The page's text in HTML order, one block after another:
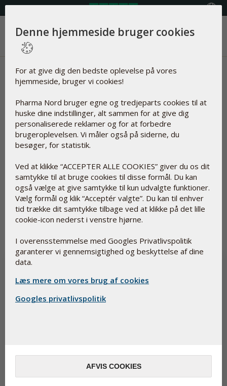
Menu
Nyheder | Immunsystem &
antioxidant
Artikler om
Immunsystem &
antioxidant
Nulstil
Denne hjemmeside bruger cookies
For at give dig den bedste oplevelse på vores
hjemmeside, bruger vi cookies!
Pharma Nord bruger egne og tredjeparts cookies til at
huske dine indstillinger, alt sammen for at give dig
personaliserede reklamer og for at forbedre
brugeroplevelsen. Vi måler også på siderne, du
besøger, for statistik.
Ved at klikke “ACCEPTER ALLE COOKIES” giver du os dit
samtykke til at bruge cookies til disse formål. Du kan
også vælge at give samtykke til kun udvalgte funktioner.
Vælg formål og klik “Acceptér valgte”. Du kan til enhver
tid trække dit samtykke tilbage ved at klikke på det lille
cookie-icon nederst i venstre hjørne.
I overensstemmelse med Googles Privatlivspolitik
garanterer vi gennemsigtighed og beskyttelse af dine
data.
Læs mere om vores brug af cookies
Googles privatlivspolitik
AFVIS COOKIES